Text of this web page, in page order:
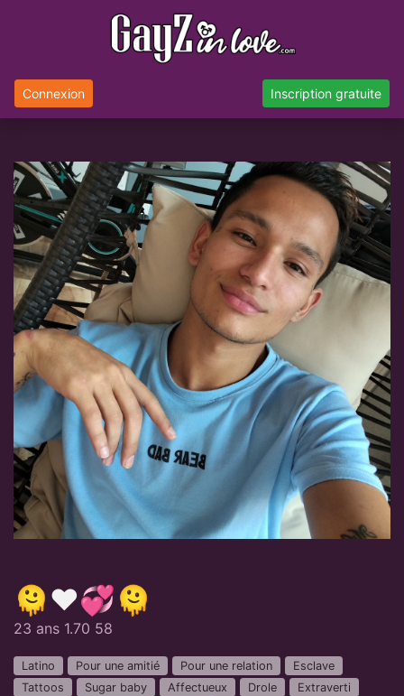
Connexion Inscription gratuite
🫠❤️💞🫠
23 ans 1.70 58
Latino Pour une amitié Pour une relation
Esclave
Tattoos
Sugar baby Affectueux Drole
Extraverti